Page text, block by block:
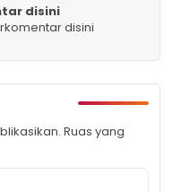
disini
disini
Ruas yang